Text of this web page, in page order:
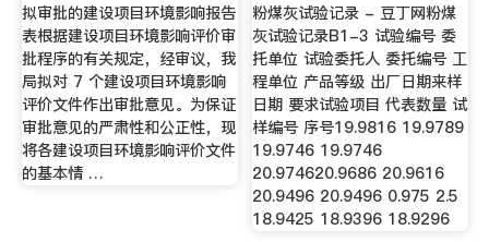
拟审批的建设项目环境影响报告
表根据建设项目环境影响评价审
批程序的有关规定，经审议，我
局拟对 7 个建设项目环境影响
评价文件作出审批意见。为保证
审批意见的严肃性和公正性，现
将各建设项目环境影响评价文件
的基本情 …
粉煤灰试验记录 - 豆丁网粉煤
灰试验记录B1-3 试验编号 委
托单位 试验委托人 委托编号 工
程单位 产品等级 出厂日期来样
日期 要求试验项目 代表数量 试
样编号 序号19.9816 19.9789
19.9746 19.9746
20.974620.9686 20.9616
20.9496 20.9496 0.975 2.5
18.9425 18.9396 18.9296